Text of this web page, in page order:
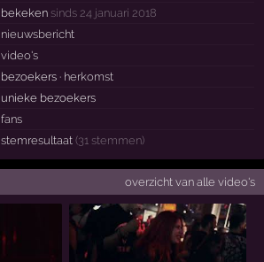
bekeken sinds 24 januari 2018
nieuwsbericht
video's
bezoekers · herkomst
unieke bezoekers
fans
stemresultaat (31 stemmen)
overzicht van alle video's